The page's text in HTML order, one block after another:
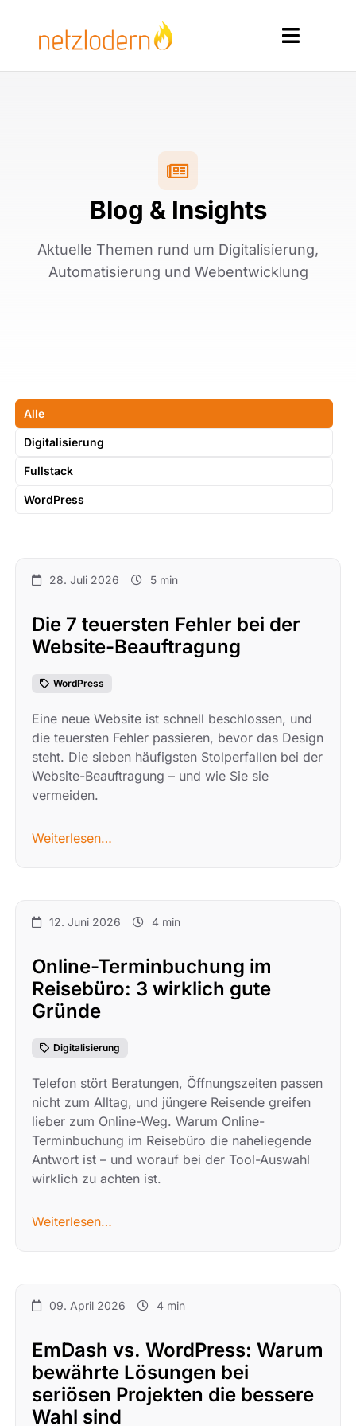
springen
Toggle
Kontakt
Blog & Insights
Aktuelle Themen rund um Digitalisierung,
Automatisierung und Webentwicklung
Alle
Digitalisierung
Fullstack
WordPress
28. Juli 2026 5 min
Die 7 teuersten Fehler bei der
Website-Beauftragung
WordPress
Eine neue Website ist schnell beschlossen, und
die teuersten Fehler passieren, bevor das Design
steht. Die sieben häufigsten Stolperfallen bei der
Website-Beauftragung – und wie Sie sie
vermeiden.
Weiterlesen…
12. Juni 2026 4 min
Online-Terminbuchung im
Reisebüro: 3 wirklich gute
Gründe
Digitalisierung
Telefon stört Beratungen, Öffnungszeiten passen
nicht zum Alltag, und jüngere Reisende greifen
lieber zum Online-Weg. Warum Online-
Terminbuchung im Reisebüro die naheliegende
Antwort ist – und worauf bei der Tool-Auswahl
wirklich zu achten ist.
Weiterlesen…
09. April 2026 4 min
EmDash vs. WordPress: Warum
bewährte Lösungen bei
seriösen Projekten die bessere
Wahl sind